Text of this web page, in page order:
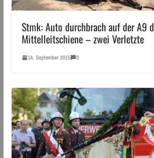
Stmk: Auto durchbrach auf der A9
Mittelleitschiene – zwei Verletzte
14. September 2015 0